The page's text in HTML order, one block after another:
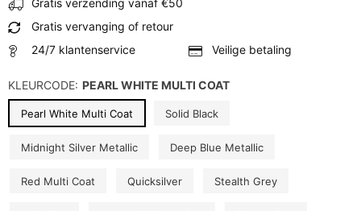
Gratis verzending vanaf €50
Gratis vervanging of retour
24/7 klantenservice
Veilige betaling
KLEURCODE: PEARL WHITE MULTI COAT
Pearl White Multi Coat Solid Black
Midnight Silver Metallic Deep Blue Metallic
Red Multi Coat Quicksilver Stealth Grey